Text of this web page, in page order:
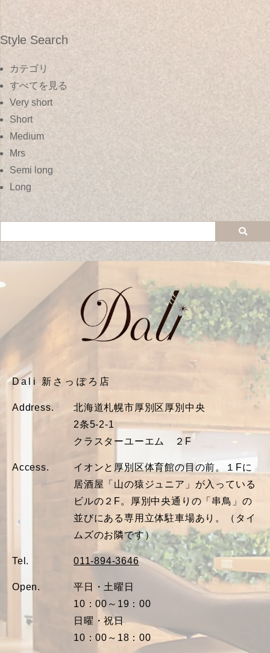
Style Search
カテゴリ
すべてを見る
Very short
Short
Medium
Mrs
Semi long
Long
Dali 新さっぽろ店
Address.
北海道札幌市厚別区厚別中央
2条5-2-1
クラスターユーエム ２F
Access.
イオンと厚別区体育館の目の前。１Fに
居酒屋「山の猿ジュニア」が入っている
ビルの２F。厚別中央通りの「串鳥」の
並びにある専用立体駐車場あり。（タイ
ムズのお隣です）
Tel. 011-894-3646
Open.
平日・土曜日
10：00～19：00
日曜・祝日
10：00～18：00